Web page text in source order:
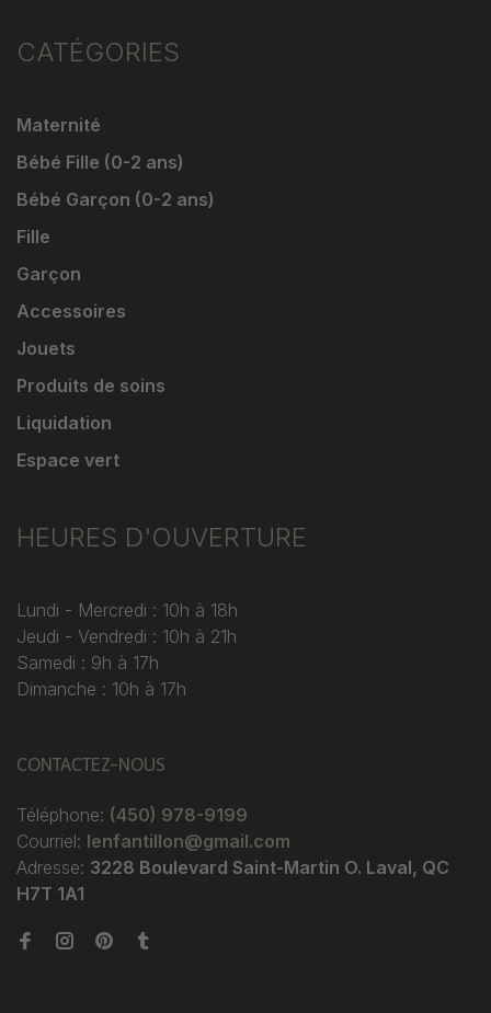
CATÉGORIES
Maternité
Bébé Fille (0-2 ans)
Bébé Garçon (0-2 ans)
Fille
Garçon
Accessoires
Jouets
Produits de soins
Liquidation
Espace vert
HEURES D'OUVERTURE
Lundi - Mercredi : 10h à 18h
Jeudi - Vendredi : 10h à 21h
Samedi : 9h à 17h
Dimanche : 10h à 17h
CONTACTEZ-NOUS
Téléphone: (450) 978-9199
Courriel: lenfantillon@gmail.com
Adresse: 3228 Boulevard Saint-Martin O. Laval, QC
H7T 1A1